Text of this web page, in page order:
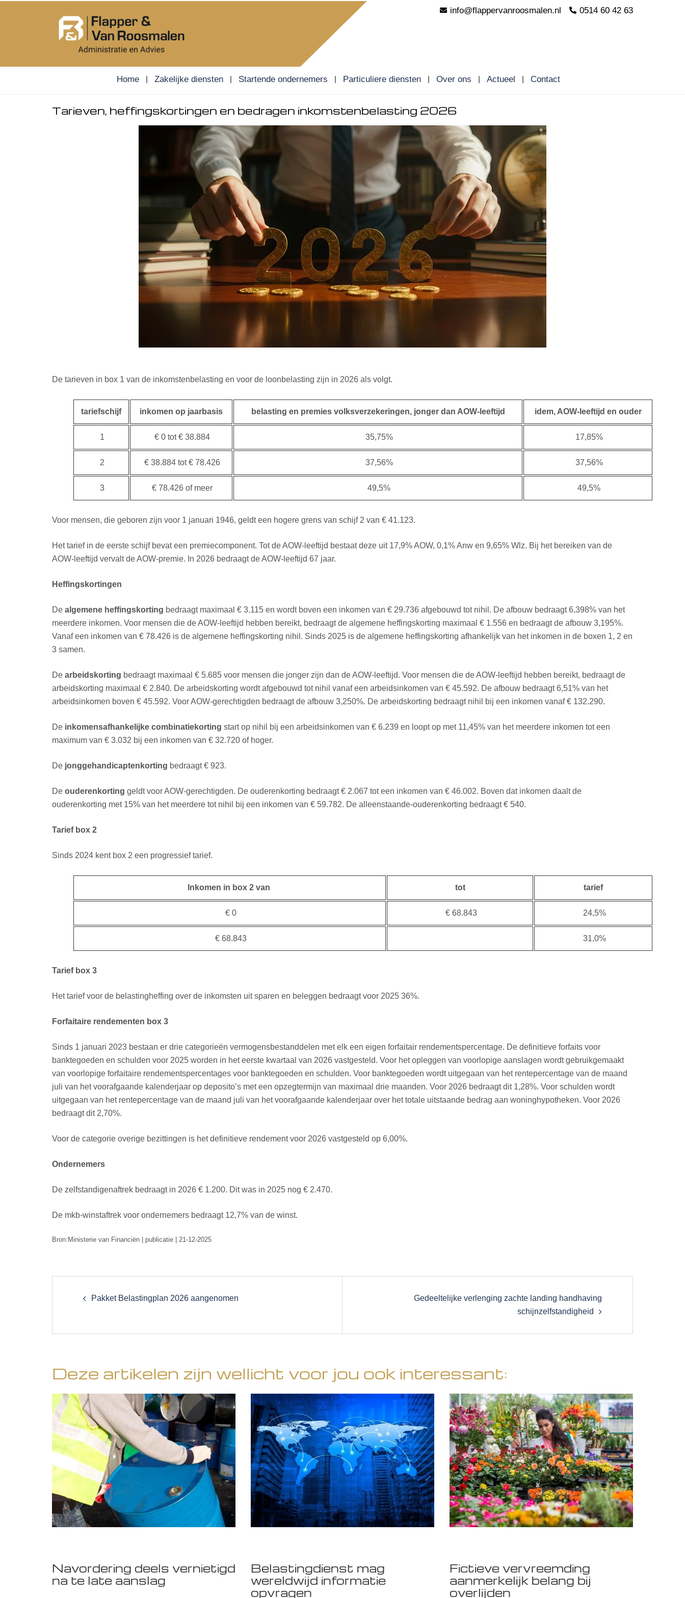
info@flappervanroosmalen.nl 0514 60 42 63
Home Zakelijke diensten Startende ondernemers Particuliere diensten Over ons Actueel Contact
Tarieven, heffingskortingen en bedragen inkomstenbelasting 2026
De tarieven in box 1 van de inkomstenbelasting en voor de loonbelasting zijn in 2026 als volgt.
tariefschijf inkomen op jaarbasis belasting en premies volksverzekeringen, jonger dan AOW-leeftijd idem, AOW-leeftijd en ouder
1 € 0 tot € 38.884 35,75% 17,85%
2 € 38.884 tot € 78.426 37,56% 37,56%
3 € 78.426 of meer 49,5% 49,5%
Voor mensen, die geboren zijn voor 1 januari 1946, geldt een hogere grens van schijf 2 van € 41.123.
Het tarief in de eerste schijf bevat een premiecomponent. Tot de AOW-leeftijd bestaat deze uit 17,9% AOW, 0,1% Anw en 9,65% Wlz. Bij het bereiken van de
AOW-leeftijd vervalt de AOW-premie. In 2026 bedraagt de AOW-leeftijd 67 jaar.
Heffingskortingen
De algemene heffingskorting bedraagt maximaal € 3.115 en wordt boven een inkomen van € 29.736 afgebouwd tot nihil. De afbouw bedraagt 6,398% van het
meerdere inkomen. Voor mensen die de AOW-leeftijd hebben bereikt, bedraagt de algemene heffingskorting maximaal € 1.556 en bedraagt de afbouw 3,195%.
Vanaf een inkomen van € 78.426 is de algemene heffingskorting nihil. Sinds 2025 is de algemene heffingskorting afhankelijk van het inkomen in de boxen 1, 2 en
3 samen.
De arbeidskorting bedraagt maximaal € 5.685 voor mensen die jonger zijn dan de AOW-leeftijd. Voor mensen die de AOW-leeftijd hebben bereikt, bedraagt de
arbeidskorting maximaal € 2.840. De arbeidskorting wordt afgebouwd tot nihil vanaf een arbeidsinkomen van € 45.592. De afbouw bedraagt 6,51% van het
arbeidsinkomen boven € 45.592. Voor AOW-gerechtigden bedraagt de afbouw 3,250%. De arbeidskorting bedraagt nihil bij een inkomen vanaf € 132.290.
De inkomensafhankelijke combinatiekorting start op nihil bij een arbeidsinkomen van € 6.239 en loopt op met 11,45% van het meerdere inkomen tot een
maximum van € 3.032 bij een inkomen van € 32.720 of hoger.
De jonggehandicaptenkorting bedraagt € 923.
De ouderenkorting geldt voor AOW-gerechtigden. De ouderenkorting bedraagt € 2.067 tot een inkomen van € 46.002. Boven dat inkomen daalt de
ouderenkorting met 15% van het meerdere tot nihil bij een inkomen van € 59.782. De alleenstaande-ouderenkorting bedraagt € 540.
Tarief box 2
Sinds 2024 kent box 2 een progressief tarief.
Inkomen in box 2 van tot tarief
€ 0 € 68.843 24,5%
€ 68.843 31,0%
Tarief box 3
Het tarief voor de belastingheffing over de inkomsten uit sparen en beleggen bedraagt voor 2025 36%.
Forfaitaire rendementen box 3
Sinds 1 januari 2023 bestaan er drie categorieën vermogensbestanddelen met elk een eigen forfaitair rendementspercentage. De definitieve forfaits voor
banktegoeden en schulden voor 2025 worden in het eerste kwartaal van 2026 vastgesteld. Voor het opleggen van voorlopige aanslagen wordt gebruikgemaakt
van voorlopige forfaitaire rendementspercentages voor banktegoeden en schulden. Voor banktegoeden wordt uitgegaan van het rentepercentage van de maand
juli van het voorafgaande kalenderjaar op deposito’s met een opzegtermijn van maximaal drie maanden. Voor 2026 bedraagt dit 1,28%. Voor schulden wordt
uitgegaan van het rentepercentage van de maand juli van het voorafgaande kalenderjaar over het totale uitstaande bedrag aan woninghypotheken. Voor 2026
bedraagt dit 2,70%.
Voor de categorie overige bezittingen is het definitieve rendement voor 2026 vastgesteld op 6,00%.
Ondernemers
De zelfstandigenaftrek bedraagt in 2026 € 1.200. Dit was in 2025 nog € 2.470.
De mkb-winstaftrek voor ondernemers bedraagt 12,7% van de winst.
Bron:Ministerie van Financiën | publicatie | 21-12-2025
navigation
Pakket Belastingplan 2026 aangenomen
Gedeeltelijke verlenging zachte landing handhaving
schijnzelfstandigheid
Deze artikelen zijn wellicht voor jou ook interessant:
Navordering deels vernietigd
na te late aanslag
Belastingdienst mag
wereldwijd informatie
opvragen
Fictieve vervreemding
aanmerkelijk belang bij
overlijden